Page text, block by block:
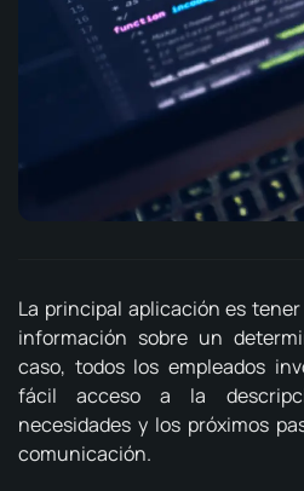
La principal aplicación es
información sobre un
caso, todos los empleados
fácil acceso a la
necesidades y los próximos
comunicación.